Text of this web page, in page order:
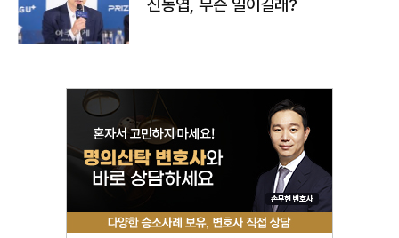
신동엽, 무슨 일이길래?